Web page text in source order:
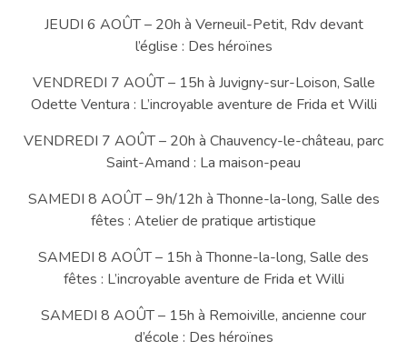
JEUDI 6 AOÛT – 20h à Verneuil-Petit, Rdv devant
l’église : Des héroïnes
VENDREDI 7 AOÛT – 15h à Juvigny-sur-Loison, Salle
Odette Ventura : L’incroyable aventure de Frida et Willi
VENDREDI 7 AOÛT – 20h à Chauvency-le-château, parc
Saint-Amand : La maison-peau
SAMEDI 8 AOÛT – 9h/12h à Thonne-la-long, Salle des
fêtes : Atelier de pratique artistique
SAMEDI 8 AOÛT – 15h à Thonne-la-long, Salle des
fêtes : L’incroyable aventure de Frida et Willi
SAMEDI 8 AOÛT – 15h à Remoiville, ancienne cour
d’école : Des héroïnes